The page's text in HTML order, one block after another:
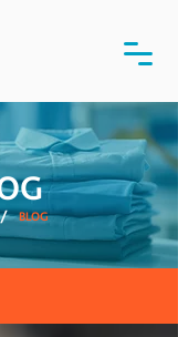
/ BLOG